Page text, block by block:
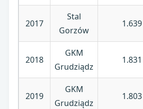
2017
Stal
Gorzów
1.639
2018
GKM
Grudziądz
1.831
2019
GKM
Grudziądz
1.803